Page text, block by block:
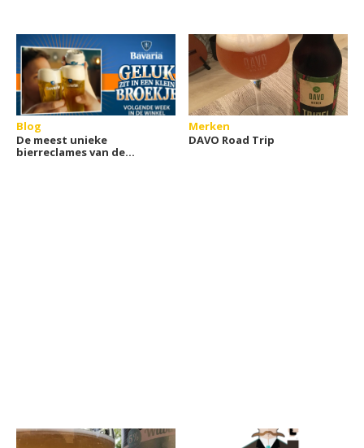
Blog
De meest unieke
bierreclames van de
Merken
DAVO Road Trip